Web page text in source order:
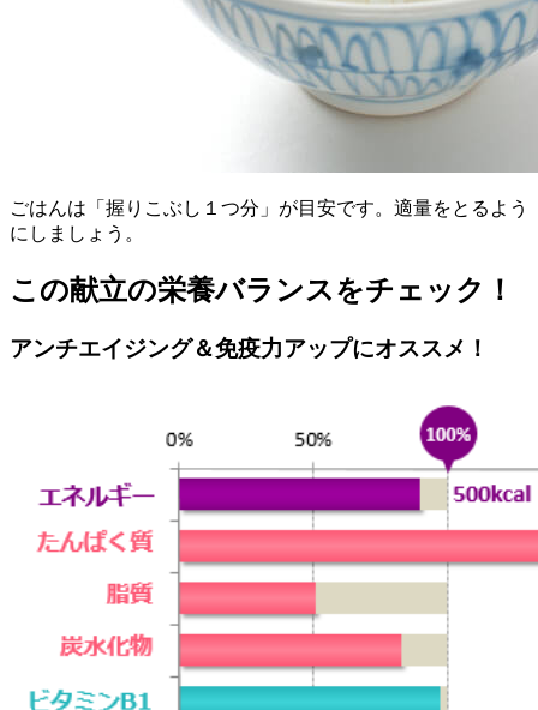
ごはんは「握りこぶし１つ分」が目安です。適量をとるよう
にしましょう。
この献立の栄養バランスをチェック！
アンチエイジング＆免疫力アップにオススメ！